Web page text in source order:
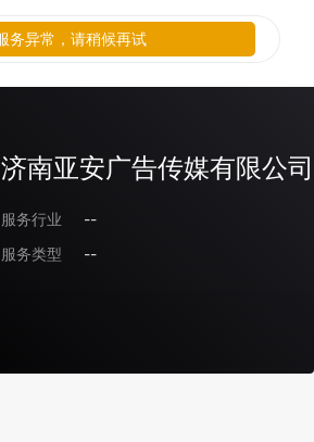
济南亚安广告传媒有限公司
服务行业
--
服务类型
--
务异常，请稍候再试